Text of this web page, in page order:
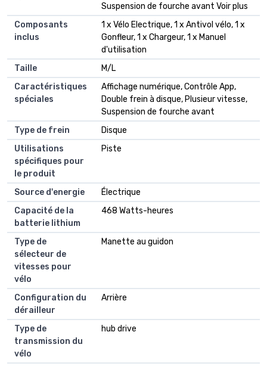
Suspension de fourche avant Voir plus
Composants
inclus
1 x Vélo Electrique, 1 x Antivol vélo, 1 x
Gonfleur, 1 x Chargeur, 1 x Manuel
d'utilisation
Taille
M/L
Caractéristiques
spéciales
Affichage numérique, Contrôle App,
Double frein à disque, Plusieur vitesse,
Suspension de fourche avant
Type de frein
Disque
Utilisations
spécifiques pour
le produit
Piste
Source d'energie
Électrique
Capacité de la
batterie lithium
468 Watts-heures
Type de
sélecteur de
vitesses pour
vélo
Manette au guidon
Configuration du
dérailleur
Arrière
Type de
transmission du
vélo
hub drive